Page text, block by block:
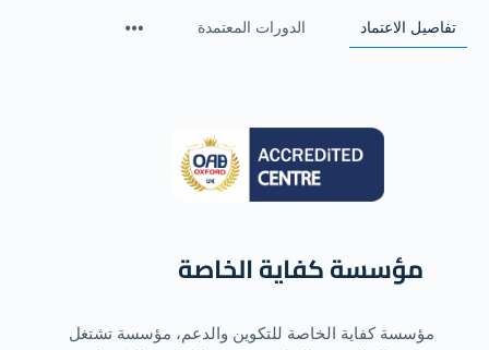
تفاصيل الاعتماد الدورات المعتمدة
مؤسسة كفاية الخاصة
مؤسسة كفاية الخاصة للتكوين والدعم، مؤسسة تشتغل